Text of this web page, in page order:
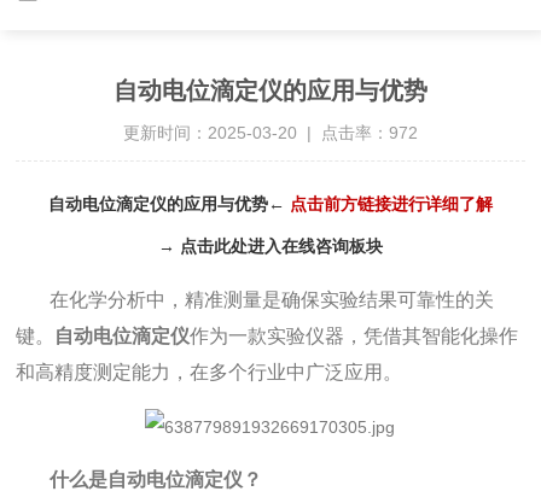
自动电位滴定仪的应用与优势
更新时间：2025-03-20 | 点击率：972
自动电位滴定仪的应用与优势← 点击前方链接进行详细了解
→ 点击此处进入在线咨询板块
在化学分析中，精准测量是确保实验结果可靠性的关
键。 自动电位滴定仪作为一款实验仪器，凭借其智能化操作
和高精度测定能力，在多个行业中广泛应用。
什么是自动电位滴定仪？